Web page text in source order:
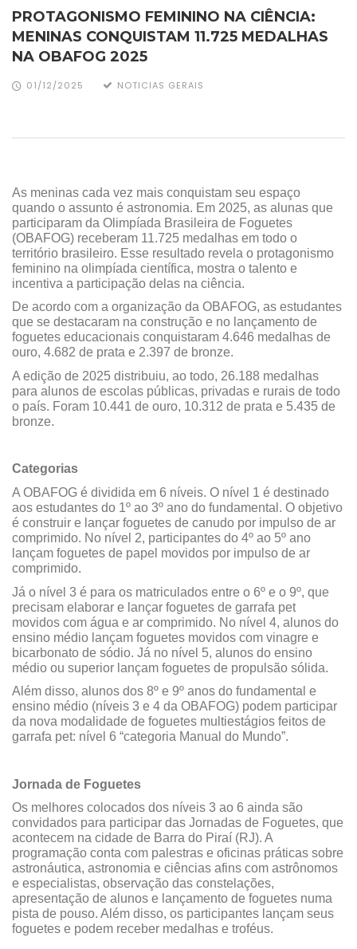
PROTAGONISMO FEMININO NA CIÊNCIA:
MENINAS CONQUISTAM 11.725 MEDALHAS
NA OBAFOG 2025
01/12/2025 NOTICIAS GERAIS
As meninas cada vez mais conquistam seu espaço
quando o assunto é astronomia. Em 2025, as alunas que
participaram da Olimpíada Brasileira de Foguetes
(OBAFOG) receberam 11.725 medalhas em todo o
território brasileiro. Esse resultado revela o protagonismo
feminino na olimpíada científica, mostra o talento e
incentiva a participação delas na ciência.
De acordo com a organização da OBAFOG, as estudantes
que se destacaram na construção e no lançamento de
foguetes educacionais conquistaram 4.646 medalhas de
ouro, 4.682 de prata e 2.397 de bronze.
A edição de 2025 distribuiu, ao todo, 26.188 medalhas
para alunos de escolas públicas, privadas e rurais de todo
o país. Foram 10.441 de ouro, 10.312 de prata e 5.435 de
bronze.
Categorias
A OBAFOG é dividida em 6 níveis. O nível 1 é destinado
aos estudantes do 1º ao 3º ano do fundamental. O objetivo
é construir e lançar foguetes de canudo por impulso de ar
comprimido. No nível 2, participantes do 4º ao 5º ano
lançam foguetes de papel movidos por impulso de ar
comprimido.
Já o nível 3 é para os matriculados entre o 6º e o 9º, que
precisam elaborar e lançar foguetes de garrafa pet
movidos com água e ar comprimido. No nível 4, alunos do
ensino médio lançam foguetes movidos com vinagre e
bicarbonato de sódio. Já no nível 5, alunos do ensino
médio ou superior lançam foguetes de propulsão sólida.
Além disso, alunos dos 8º e 9º anos do fundamental e
ensino médio (níveis 3 e 4 da OBAFOG) podem participar
da nova modalidade de foguetes multiestágios feitos de
garrafa pet: nível 6 “categoria Manual do Mundo”.
Jornada de Foguetes
Os melhores colocados dos níveis 3 ao 6 ainda são
convidados para participar das Jornadas de Foguetes, que
acontecem na cidade de Barra do Piraí (RJ). A
programação conta com palestras e oficinas práticas sobre
astronáutica, astronomia e ciências afins com astrônomos
e especialistas, observação das constelações,
apresentação de alunos e lançamento de foguetes numa
pista de pouso. Além disso, os participantes lançam seus
foguetes e podem receber medalhas e troféus.